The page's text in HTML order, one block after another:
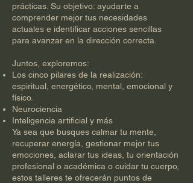
prácticas. Su objetivo: ayudarte a
comprender mejor tus necesidades
actuales e identificar acciones sencillas
para avanzar en la dirección correcta.
Juntos, exploremos:
Los cinco pilares de la realización:
espiritual, energético, mental, emocional y
físico.
Neurociencia
Inteligencia artificial y más
Ya sea que busques calmar tu mente,
recuperar energía, gestionar mejor tus
emociones, aclarar tus ideas, tu orientación
profesional o académica o cuidar tu cuerpo,
estos talleres te ofrecerán puntos de